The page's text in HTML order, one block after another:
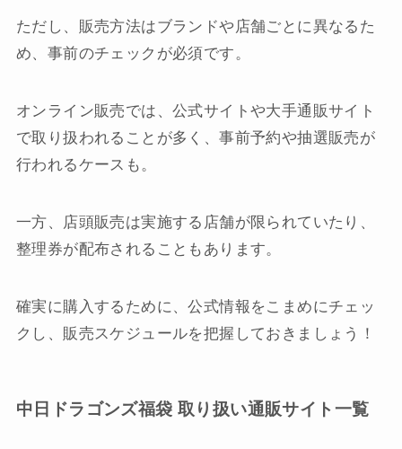
ただし、販売方法はブランドや店舗ごとに異なるた
め、事前のチェックが必須です。
オンライン販売では、公式サイトや大手通販サイト
で取り扱われることが多く、事前予約や抽選販売が
行われるケースも。
一方、店頭販売は実施する店舗が限られていたり、
整理券が配布されることもあります。
確実に購入するために、公式情報をこまめにチェッ
クし、販売スケジュールを把握しておきましょう！
中日ドラゴンズ福袋 取り扱い通販サイト一覧